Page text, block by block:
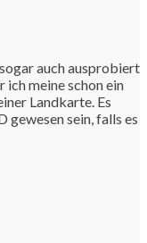
auch ausprobiert
ich meine schon ein
Landkarte. Es
sein, falls es